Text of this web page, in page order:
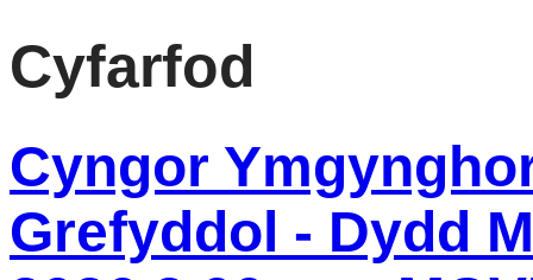
Cyfarfod
Cyngor
Grefyddol - Dydd